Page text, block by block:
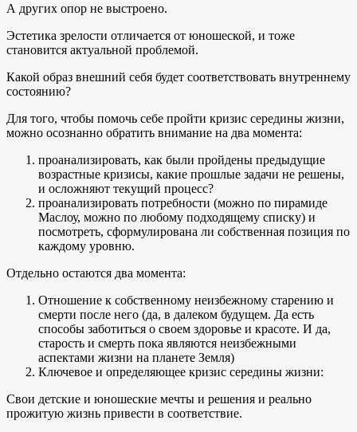
А других опор не выстроено.
Эстетика зрелости отличается от юношеской, и тоже
становится актуальной проблемой.
Какой образ внешний себя будет соответствовать внутреннему
состоянию?
Для того, чтобы помочь себе пройти кризис середины жизни,
можно осознанно обратить внимание на два момента:
проанализировать, как были пройдены предыдущие
возрастные кризисы, какие прошлые задачи не решены,
и осложняют текущий процесс?
проанализировать потребности (можно по пирамиде
Маслоу, можно по любому подходящему списку) и
посмотреть, сформулирована ли собственная позиция по
каждому уровню.
Отдельно остаются два момента:
Отношение к собственному неизбежному старению и
смерти после него (да, в далеком будущем. Да есть
способы заботиться о своем здоровье и красоте. И да,
старость и смерть пока являются неизбежными
аспектами жизни на планете Земля)
Ключевое и определяющее кризис середины жизни:
Свои детские и юношеские мечты и решения и реально
прожитую жизнь привести в соответствие.